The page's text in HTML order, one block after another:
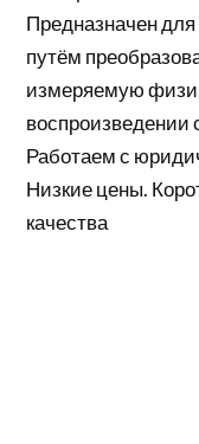
Предназначен
путём
измеряемую
воспроизведении
Работаем с
Низкие цены.
качества